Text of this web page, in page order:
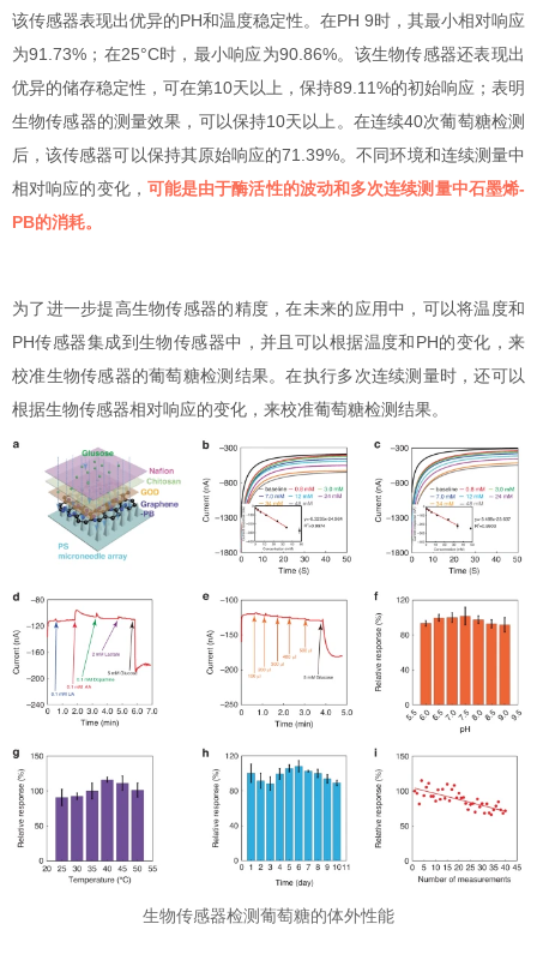
该传感器表现出优异的PH和温度稳定性。在PH 9时，其最小相对响应
为91.73%；在25°C时，最小响应为90.86%。该生物传感器还表现出
优异的储存稳定性，可在第10天以上，保持89.11%的初始响应；表明
生物传感器的测量效果，可以保持10天以上。在连续40次葡萄糖检测
后，该传感器可以保持其原始响应的71.39%。不同环境和连续测量中
相对响应的变化， 可能是由于酶活性的波动和多次连续测量中石墨烯-
PB的消耗。
为了进一步提高生物传感器的精度，在未来的应用中，可以将温度和
PH传感器集成到生物传感器中，并且可以根据温度和PH的变化，来
校准生物传感器的葡萄糖检测结果。在执行多次连续测量时，还可以
根据生物传感器相对响应的变化，来校准葡萄糖检测结果。
生物传感器检测葡萄糖的体外性能